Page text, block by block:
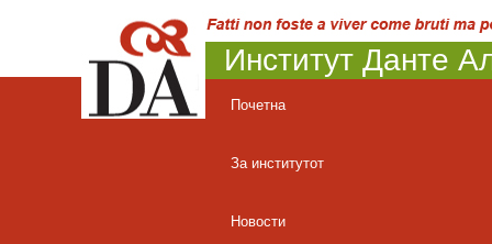
Институт Данте
Почетна
За институтот
Новости